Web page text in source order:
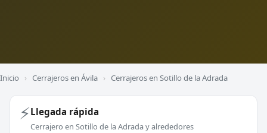
Inicio › Cerrajeros en Ávila › Cerrajeros en Sotillo de la Adrada
⚡Llegada rápida
Cerrajero en Sotillo de la Adrada y alrededores